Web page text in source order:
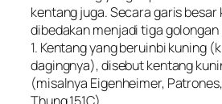
kentang juga. Secara garis
dibedakan menjadi tiga
1. Kentang yang beruinbi kuning
dagingnya), disebut kentang
(misalnya Eigenheimer,